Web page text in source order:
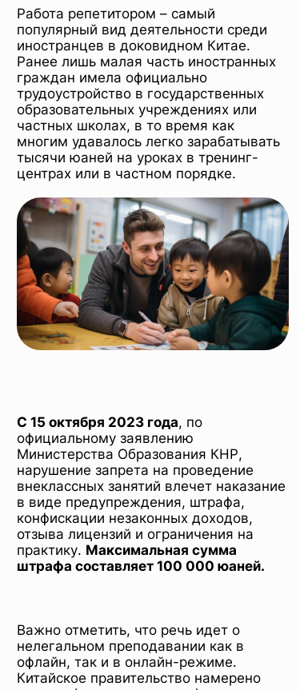
Работа репетитором – самый
популярный вид деятельности среди
иностранцев в доковидном Китае.
Ранее лишь малая часть иностранных
граждан имела официально
трудоустройство в государственных
образовательных учреждениях или
частных школах, в то время как
многим удавалось легко зарабатывать
тысячи юаней на уроках в тренинг-
центрах или в частном порядке.
С 15 октября 2023 года, по
официальному заявлению
Министерства Образования КНР,
нарушение запрета на проведение
внеклассных занятий влечет наказание
в виде предупреждения, штрафа,
конфискации незаконных доходов,
отзыва лицензий и ограничения на
практику. Максимальная сумма
штрафа составляет 100 000 юаней.
Важно отметить, что речь идет о
нелегальном преподавании как в
офлайн, так и в онлайн-режиме.
Китайское правительство намерено